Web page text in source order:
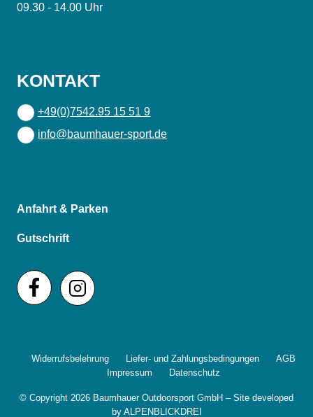
09.30 - 14.00 Uhr
KONTAKT
+49(0)7542.95 15 51 9
info@baumhauer-sport.de
Anfahrt & Parken
Gutschrift
© Copyright 2026 Baumhauer Outdoorsport GmbH – Site developed
by ALPENBLICKDREI
Widerrufsbelehrung Liefer- und Zahlungsbedingungen
AGB
Impressum
Datenschutz